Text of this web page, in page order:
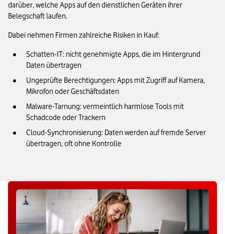
darüber, welche Apps auf den dienstlichen Geräten ihrer
Belegschaft laufen.
Dabei nehmen Firmen zahlreiche Risiken in Kauf:
Schatten-IT: nicht genehmigte Apps, die im Hintergrund
Daten übertragen
Ungeprüfte Berechtigungen: Apps mit Zugriff auf Kamera,
Mikrofon oder Geschäftsdaten
Malware-Tarnung: vermeintlich harmlose Tools mit
Schadcode oder Trackern
Cloud-Synchronisierung: Daten werden auf fremde Server
übertragen, oft ohne Kontrolle